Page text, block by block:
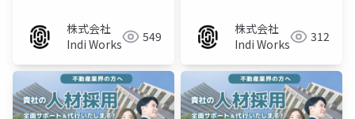
株式会社
Indi Works
549
株式会社
Indi Works
312